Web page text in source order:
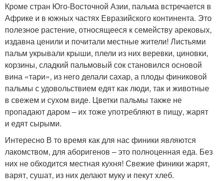
Кроме стран Юго-Восточной Азии, пальма встречается в
Африке и в южных частях Евразийского континента. Это
полезное растение, относящееся к семейству арековых,
издавна ценили и почитали местные жители! Листьями
пальм укрывали крыши, плели из них веревки, циновки,
корзины, сладкий пальмовый сок становился основой
вина «тари», из него делали сахар, а плоды финиковой
пальмы с удовольствием едят как люди, так и животные
в свежем и сухом виде. Цветки пальмы также не
пропадают даром – их тоже употребляют в пищу, жарят
и едят сырыми.
Интересно В то время как для нас финики являются
лакомством, для аборигенов – это полноценная еда. Без
них не обходится местная кухня! Свежие финики жарят,
варят, сушат, из них делают муку и пекут хлеб.